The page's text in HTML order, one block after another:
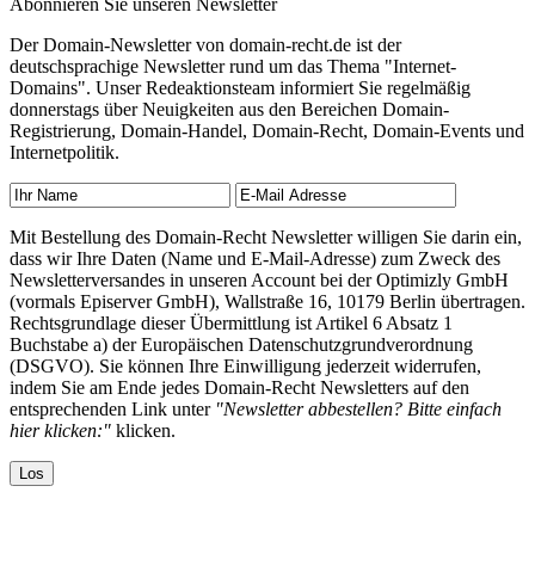
Abonnieren Sie unseren Newsletter
Der Domain-Newsletter von domain-recht.de ist der
deutschsprachige Newsletter rund um das Thema "Internet-
Domains". Unser Redeaktionsteam informiert Sie regelmäßig
donnerstags über Neuigkeiten aus den Bereichen Domain-
Registrierung, Domain-Handel, Domain-Recht, Domain-Events und
Internetpolitik.
Mit Bestellung des Domain-Recht Newsletter willigen Sie darin ein,
dass wir Ihre Daten (Name und E-Mail-Adresse) zum Zweck des
Newsletterversandes in unseren Account bei der Optimizly GmbH
(vormals Episerver GmbH), Wallstraße 16, 10179 Berlin übertragen.
Rechtsgrundlage dieser Übermittlung ist Artikel 6 Absatz 1
Buchstabe a) der Europäischen Datenschutzgrundverordnung
(DSGVO). Sie können Ihre Einwilligung jederzeit widerrufen,
indem Sie am Ende jedes Domain-Recht Newsletters auf den
entsprechenden Link unter "Newsletter abbestellen? Bitte einfach
hier klicken:" klicken.